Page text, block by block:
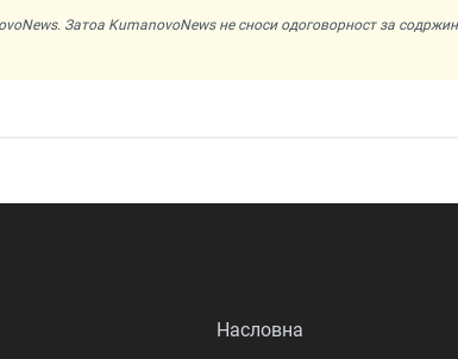
Затоа KumanovoNews не сноси одоговорност за
Насловна